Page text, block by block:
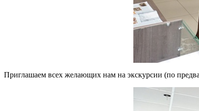
Приглашаем всех желающих нам на экскурсии (по